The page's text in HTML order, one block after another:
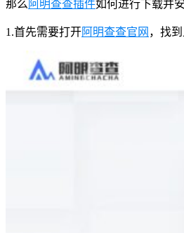
那么 阿明查查插件如何进行下载并
1.首先需要打开阿明查查官网 ，找